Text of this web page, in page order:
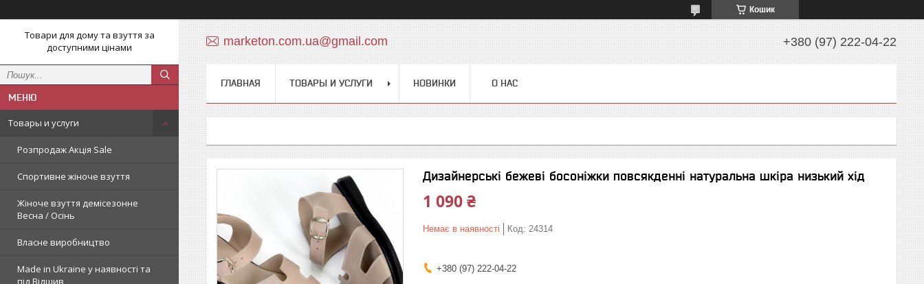
Кошик
Товари для дому та взуття за
доступними цінами
Товары и услуги
Розпродаж Акція Sale
Спортивне жіноче взуття
Жіноче взуття демісезонне
Весна / Осінь
Власне виробництво
Made in Ukraine у наявності та
під Відшив
marketon.com.ua@gmail.com +380 (97) 222-04-22
ГЛАВНАЯ ТОВАРЫ И УСЛУГИ НОВИНКИ О НАС
Дизайнерські бежеві босоніжки повсякденні натуральна шкіра низький хід
1 090 ₴
Немає в наявності Код: 24314
+380 (97) 222-04-22